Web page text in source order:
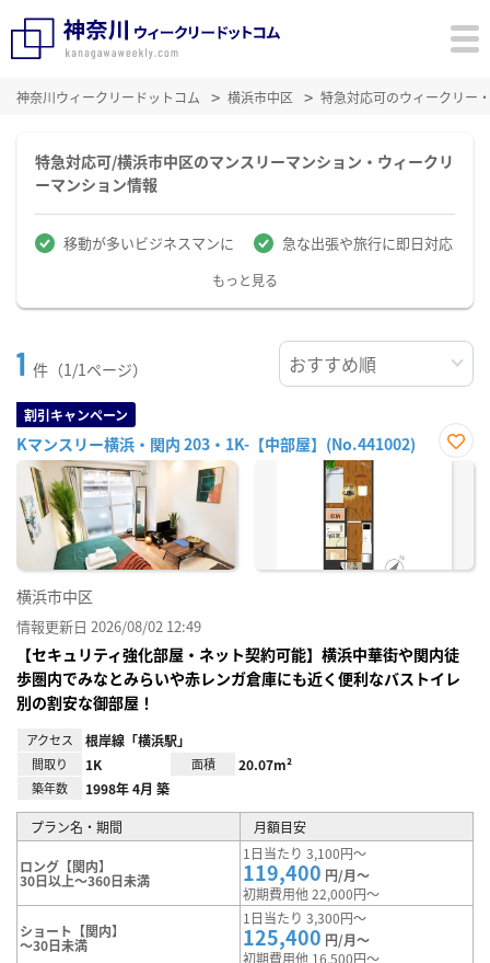
神奈川ウィークリードットコム 横浜市中区 特急対応可のウィークリー
特急対応可/横浜市中区のマンスリーマンション・ウィークリ
ーマンション情報
移動が多いビジネスマンに 急な出張や旅行に即日対応
もっと見る
1 件（1/1ページ）
割引キャンペーン
Kマンスリー横浜・関内 203・1K-【中部屋】(No.441002)
お気
横浜市中区
情報更新日 2026/08/02 12:49
【セキュリティ強化部屋・ネット契約可能】横浜中華街や関内徒
歩圏内でみなとみらいや赤レンガ倉庫にも近く便利なバストイレ
別の割安な御部屋！
アクセス 根岸線「横浜駅」
間取り 1K 面積 20.07m²
築年数 1998年 4月 築
プラン名・期間 月額目安
ロング【関内】
30日以上～360日未満
1日当たり 3,100円～
119,400 円/月～
初期費用他 22,000円～
ショート【関内】
～30日未満
1日当たり 3,300円～
125,400 円/月～
初期費用他 16,500円～